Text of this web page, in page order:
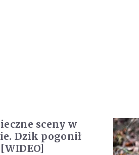
sceny w
Dzik pogonił